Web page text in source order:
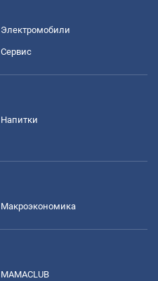
Электромобили
Сервис
Напитки
Mакроэкономика
MAMACLUB